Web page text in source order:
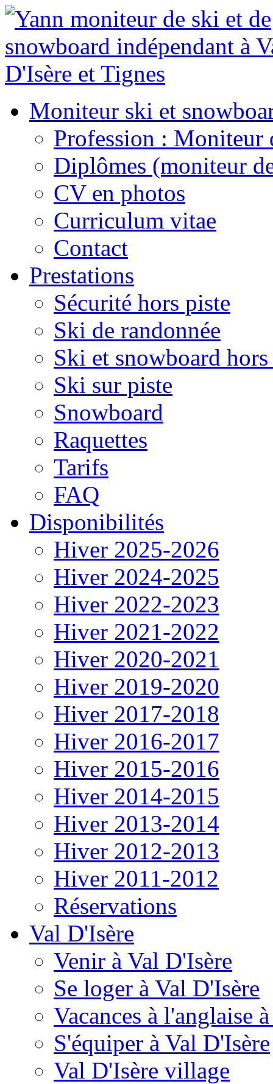
Moniteur ski et
Profession : Moniteur
Diplômes (moniteur
CV en photos
Curriculum vitae
Contact
Prestations
Sécurité hors piste
Ski de randonnée
Ski et snowboard
Ski sur piste
Snowboard
Raquettes
Tarifs
FAQ
Disponibilités
Hiver 2025-2026
Hiver 2024-2025
Hiver 2022-2023
Hiver 2021-2022
Hiver 2020-2021
Hiver 2019-2020
Hiver 2017-2018
Hiver 2016-2017
Hiver 2015-2016
Hiver 2014-2015
Hiver 2013-2014
Hiver 2012-2013
Hiver 2011-2012
Réservations
Val D'Isère
Venir à Val D'Isère
Se loger à Val D'Isère
Vacances à l'anglaise
S'équiper à Val D'Isère
Val D'Isère village